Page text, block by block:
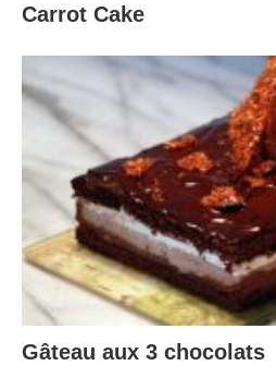
Carrot Cake
Gâteau aux 3 chocolats